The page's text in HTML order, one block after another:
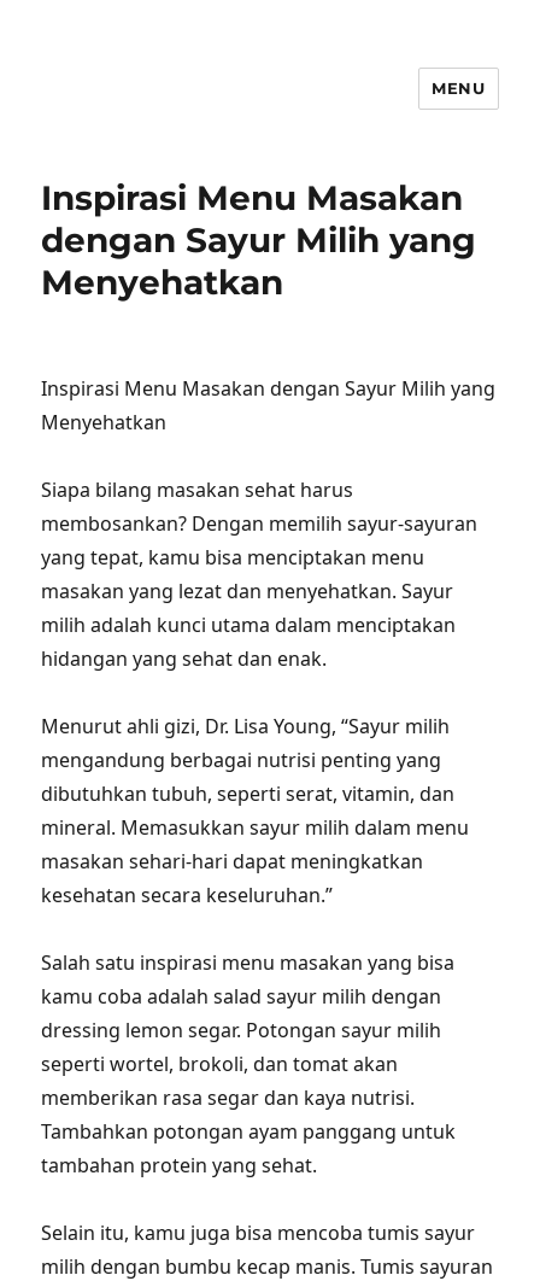
MENU
Inspirasi Menu Masakan
dengan Sayur Milih yang
Menyehatkan
Inspirasi Menu Masakan dengan Sayur Milih yang
Menyehatkan
Siapa bilang masakan sehat harus
membosankan? Dengan memilih sayur-sayuran
yang tepat, kamu bisa menciptakan menu
masakan yang lezat dan menyehatkan. Sayur
milih adalah kunci utama dalam menciptakan
hidangan yang sehat dan enak.
Menurut ahli gizi, Dr. Lisa Young, “Sayur milih
mengandung berbagai nutrisi penting yang
dibutuhkan tubuh, seperti serat, vitamin, dan
mineral. Memasukkan sayur milih dalam menu
masakan sehari-hari dapat meningkatkan
kesehatan secara keseluruhan.”
Salah satu inspirasi menu masakan yang bisa
kamu coba adalah salad sayur milih dengan
dressing lemon segar. Potongan sayur milih
seperti wortel, brokoli, dan tomat akan
memberikan rasa segar dan kaya nutrisi.
Tambahkan potongan ayam panggang untuk
tambahan protein yang sehat.
Selain itu, kamu juga bisa mencoba tumis sayur
milih dengan bumbu kecap manis. Tumis sayuran